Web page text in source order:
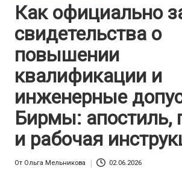
Как официально
свидетельства о
повышении
квалификации и
инженерные
Бирмы: апостиль,
и рабочая
От Ольга Мельникова 02.06.2026